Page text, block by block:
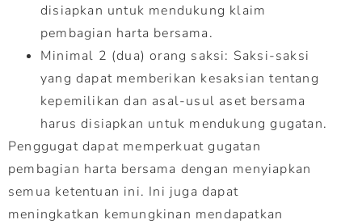
disiapkan untuk mendukung klaim
pembagian harta bersama.
Minimal 2 (dua) orang saksi: Saksi-saksi
yang dapat memberikan kesaksian tentang
kepemilikan dan asal-usul aset bersama
harus disiapkan untuk mendukung gugatan.
Penggugat dapat memperkuat gugatan
pembagian harta bersama dengan menyiapkan
semua ketentuan ini. Ini juga dapat
meningkatkan kemungkinan mendapatkan